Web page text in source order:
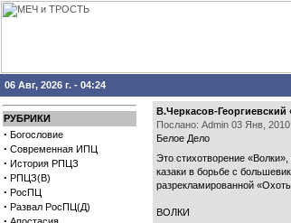
06 Авг, 2026 г. - 04:24
РУБРИКИ
· Богословие
· Современная ИПЦ
· История РПЦЗ
· РПЦЗ(В)
· РосПЦ
· Развал РосПЦ(Д)
В.Черкасов-
Послано: Admin 03 Янв, 2010
Белое Дело
Это стихотворение
казаки в борьбе с
разрекламированной
ВОЛКИ